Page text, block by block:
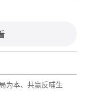
为本、共赢反哺生